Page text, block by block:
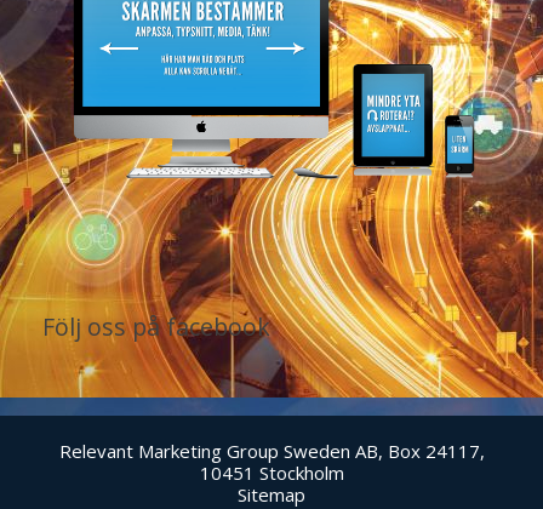
Följ oss på facebook
Relevant Marketing Group Sweden AB, Box 24117,
10451 Stockholm
Sitemap